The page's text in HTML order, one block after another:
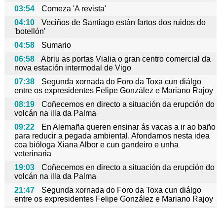
03:54
Comeza 'A revista'
04:10
Veciños de Santiago están fartos dos ruidos do
'botellón'
04:58
Sumario
06:58
Abriu as portas Vialia o gran centro comercial da
nova estación intermodal de Vigo
07:38
Segunda xornada do Foro da Toxa cun diálgo
entre os expresidentes Felipe González e Mariano Rajoy
08:19
Coñecemos en directo a situación da erupción do
volcán na illa da Palma
09:22
En Alemaña queren ensinar ás vacas a ir ao baño
para reducir a pegada ambiental. Afondamos nesta idea
coa bióloga Xiana Albor e cun gandeiro e unha
veterinaria
19:03
Coñecemos en directo a situación da erupción do
volcán na illa da Palma
21:47
Segunda xornada do Foro da Toxa cun diálgo
entre os expresidentes Felipe González e Mariano Rajoy